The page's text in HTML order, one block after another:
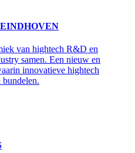
van hightech R&D en
samen. Een nieuw en
innovatieve hightech